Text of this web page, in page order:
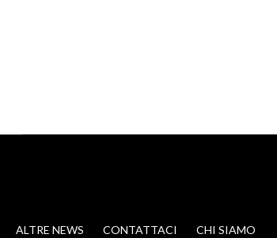
ALTRE NEWS CONTATTACI CHI SIAMO